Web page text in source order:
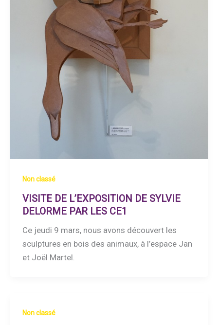
Non classé
VISITE DE L’EXPOSITION DE SYLVIE
DELORME PAR LES CE1
Ce jeudi 9 mars, nous avons découvert les
sculptures en bois des animaux, à l’espace Jan
et Joël Martel.
Non classé